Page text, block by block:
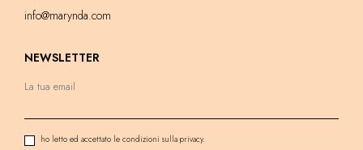
info@marynda.com
NEWSLETTER
ho letto ed accettato le condizioni sulla privacy.